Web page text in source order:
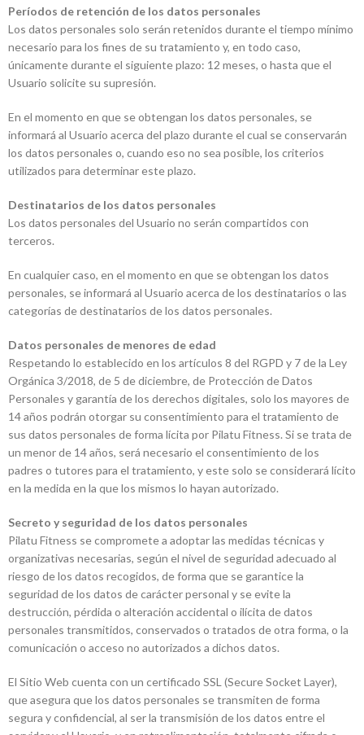
Períodos de retención de los datos personales
Los datos personales solo serán retenidos durante el tiempo mínimo
necesario para los fines de su tratamiento y, en todo caso,
únicamente durante el siguiente plazo: 12 meses, o hasta que el
Usuario solicite su supresión.
En el momento en que se obtengan los datos personales, se
informará al Usuario acerca del plazo durante el cual se conservarán
los datos personales o, cuando eso no sea posible, los criterios
utilizados para determinar este plazo.
Destinatarios de los datos personales
Los datos personales del Usuario no serán compartidos con
terceros.
En cualquier caso, en el momento en que se obtengan los datos
personales, se informará al Usuario acerca de los destinatarios o las
categorías de destinatarios de los datos personales.
Datos personales de menores de edad
Respetando lo establecido en los artículos 8 del RGPD y 7 de la Ley
Orgánica 3/2018, de 5 de diciembre, de Protección de Datos
Personales y garantía de los derechos digitales, solo los mayores de
14 años podrán otorgar su consentimiento para el tratamiento de
sus datos personales de forma lícita por Pilatu Fitness. Si se trata de
un menor de 14 años, será necesario el consentimiento de los
padres o tutores para el tratamiento, y este solo se considerará lícito
en la medida en la que los mismos lo hayan autorizado.
Secreto y seguridad de los datos personales
Pilatu Fitness se compromete a adoptar las medidas técnicas y
organizativas necesarias, según el nivel de seguridad adecuado al
riesgo de los datos recogidos, de forma que se garantice la
seguridad de los datos de carácter personal y se evite la
destrucción, pérdida o alteración accidental o ilícita de datos
personales transmitidos, conservados o tratados de otra forma, o la
comunicación o acceso no autorizados a dichos datos.
El Sitio Web cuenta con un certificado SSL (Secure Socket Layer),
que asegura que los datos personales se transmiten de forma
segura y confidencial, al ser la transmisión de los datos entre el